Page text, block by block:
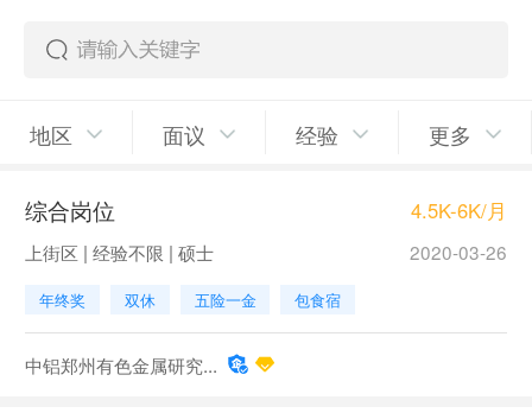
地区 面议 经验 更多
综合岗位 4.5K-6K/月
上街区 | 经验不限 | 硕士 2020-03-26
年终奖 双休 五险一金 包食宿
中铝郑州有色金属研究...